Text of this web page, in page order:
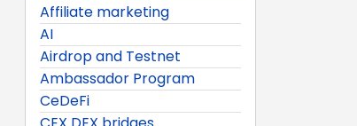
Affiliate marketing
AI
Airdrop and Testnet
Ambassador Program
CeDeFi